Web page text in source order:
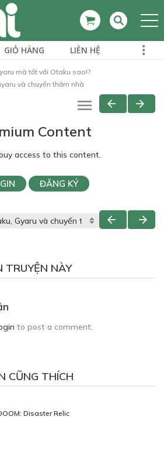
GIỎ HÀNG LIÊN HỆ
mà tốt với Otaku sao!?
và chuyến thăm nhà
Content
access to this content.
ĐĂNG KÝ
TRUYỆN NÀY
to post a comment.
CŨNG THÍCH
Disaster Relic